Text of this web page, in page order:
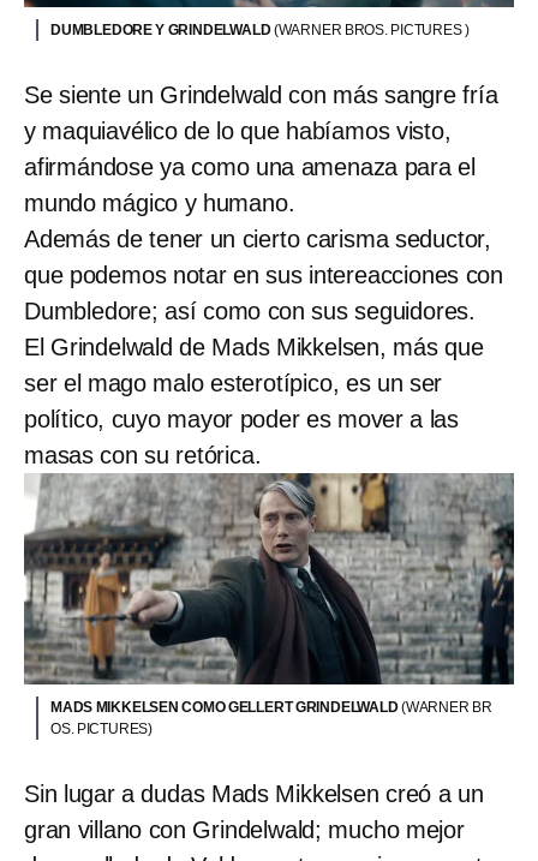
DUMBLEDORE Y GRINDELWALD(WARNER BROS. PICTURES )
Se siente un Grindelwald con más sangre fría
y maquiavélico de lo que habíamos visto,
afirmándose ya como una amenaza para el
mundo mágico y humano.
Además de tener un cierto carisma seductor,
que podemos notar en sus intereacciones con
Dumbledore; así como con sus seguidores.
El Grindelwald de Mads Mikkelsen, más que
ser el mago malo esterotípico, es un ser
político, cuyo mayor poder es mover a las
masas con su retórica.
MADS MIKKELSEN COMO GELLERT GRINDELWALD(WARNER BR
OS. PICTURES)
Sin lugar a dudas Mads Mikkelsen creó a un
gran villano con Grindelwald; mucho mejor